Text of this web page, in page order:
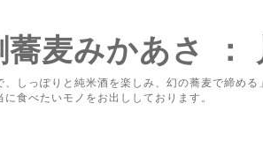
蕎麦みかあさ ：
、しっぽりと純米酒を楽しみ、幻の蕎麦で締め
に食べたいモノをお出ししております。